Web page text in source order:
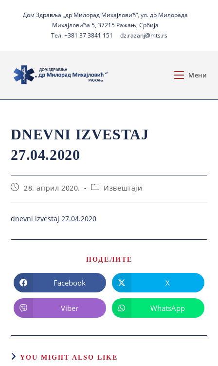
Дом Здравља „др Милорад Михајловић“, ул. др Милорада
Михајловића 5, 37215 Ражањ, Србија
Тел. +381 37 3841 151
dz.razanj@mts.rs
Мени
DNEVNI IZVESTAJ
27.04.2020
28. април 2020. Извештаји
dnevni izvestaj 27.04.2020
ПОДЕЛИТЕ
Facebook X
Viber WhatsApp
YOU MIGHT ALSO LIKE